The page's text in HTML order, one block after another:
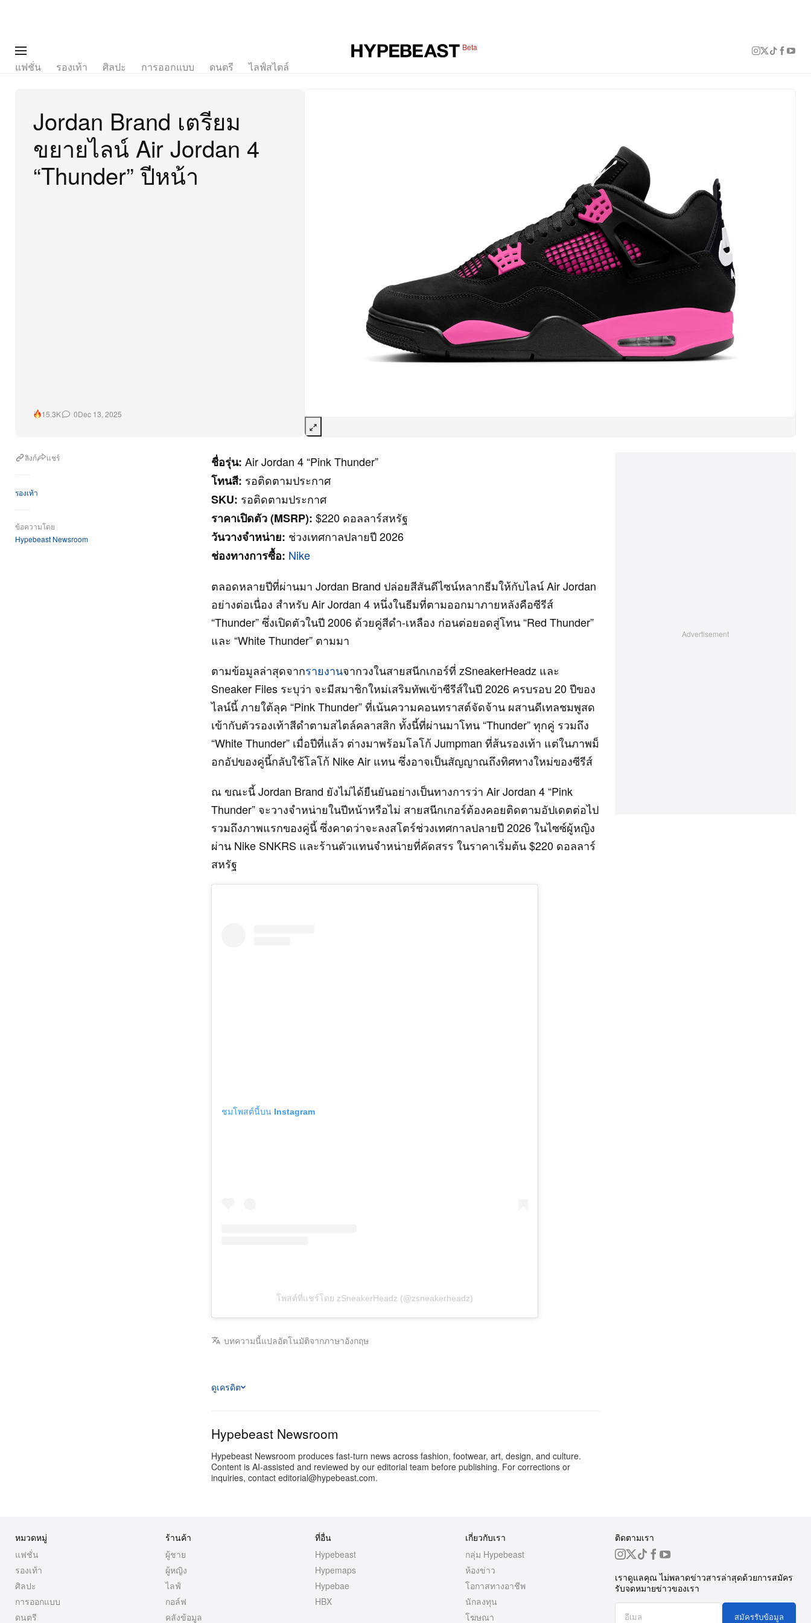
Beta
แฟชั่น รองเท้า ศิลปะ การออกแบบ ดนตรี ไลฟ์สไตล์
Jordan Brand เตรียม
ขยายไลน์ Air Jordan 4
“Thunder” ปีหน้า
15.3K 0Dec 13, 2025
ลิงก์ แชร์
รองเท้า
ข้อความโดย
Hypebeast Newsroom
ชื่อรุ่น: Air Jordan 4 “Pink Thunder”
โทนสี: รอติดตามประกาศ
SKU: รอติดตามประกาศ
ราคาเปิดตัว (MSRP): $220 ดอลลาร์สหรัฐ
วันวางจำหน่าย: ช่วงเทศกาลปลายปี 2026
ช่องทางการซื้อ: Nike
ตลอดหลายปีที่ผ่านมา Jordan Brand ปล่อยสีสันดีไซน์หลากธีมให้กับไลน์ Air Jordan
อย่างต่อเนื่อง สำหรับ Air Jordan 4 หนึ่งในธีมที่ตามออกมาภายหลังคือซีรีส์
“Thunder” ซึ่งเปิดตัวในปี 2006 ด้วยคู่สีดำ-เหลือง ก่อนต่อยอดสู่โทน “Red Thunder”
และ “White Thunder” ตามมา
ตามข้อมูลล่าสุดจากรายงานจากวงในสายสนีกเกอร์ที่ zSneakerHeadz และ
Sneaker Files ระบุว่า จะมีสมาชิกใหม่เสริมทัพเข้าซีรีส์ในปี 2026 ครบรอบ 20 ปีของ
ไลน์นี้ ภายใต้ลุค “Pink Thunder” ที่เน้นความคอนทราสต์จัดจ้าน ผสานดีเทลชมพูสด
เข้ากับตัวรองเท้าสีดำตามสไตล์คลาสสิก ทั้งนี้ที่ผ่านมาโทน “Thunder” ทุกคู่ รวมถึง
“White Thunder” เมื่อปีที่แล้ว ต่างมาพร้อมโลโก้ Jumpman ที่ส้นรองเท้า แต่ในภาพม็
อกอัปของคู่นี้กลับใช้โลโก้ Nike Air แทน ซึ่งอาจเป็นสัญญาณถึงทิศทางใหม่ของซีรีส์
ณ ขณะนี้ Jordan Brand ยังไม่ได้ยืนยันอย่างเป็นทางการว่า Air Jordan 4 “Pink
Thunder” จะวางจำหน่ายในปีหน้าหรือไม่ สายสนีกเกอร์ต้องคอยติดตามอัปเดตต่อไป
รวมถึงภาพแรกของคู่นี้ ซึ่งคาดว่าจะลงสโตร์ช่วงเทศกาลปลายปี 2026 ในไซซ์ผู้หญิง
ผ่าน Nike SNKRS และร้านตัวแทนจำหน่ายที่คัดสรร ในราคาเริ่มต้น $220 ดอลลาร์
สหรัฐ
ชมโพสต์นี้บน Instagram
โพสต์ที่แชร์โดย zSneakerHeadz (@zsneakerheadz)
บทความนี้แปลอัตโนมัติจากภาษาอังกฤษ
ดูเครดิต
Hypebeast Newsroom
Hypebeast Newsroom produces fast-turn news across fashion, footwear, art, design, and culture.
Content is AI-assisted and reviewed by our editorial team before publishing. For corrections or
inquiries, contact editorial@hypebeast.com.
หมวดหมู่
แฟชั่น
รองเท้า
ศิลปะ
การออกแบบ
ดนตรี
ร้านค้า
ผู้ชาย
ผู้หญิง
ไลฟ์
กอล์ฟ
คลังข้อมูล
ที่อื่น
Hypebeast
Hypemaps
Hypebae
HBX
เกี่ยวกับเรา
กลุ่ม Hypebeast
ห้องข่าว
โอกาสทางอาชีพ
นักลงทุน
โฆษณา
ติดตามเรา
เราดูแลคุณ ไม่พลาดข่าวสารล่าสุดด้วยการสมัคร
รับจดหมายข่าวของเรา
สมัครรับข้อมูล